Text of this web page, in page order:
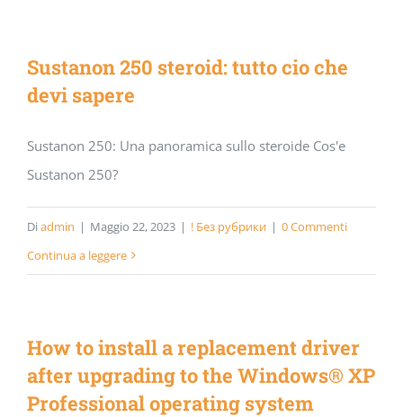
Sustanon 250 steroid: tutto cio che
devi sapere
Sustanon 250: Una panoramica sullo steroide Cos'e
Sustanon 250?
Di admin | Maggio 22, 2023 | ! Без рубрики | 0 Commenti
Continua a leggere
How to install a replacement driver
after upgrading to the Windows® XP
Professional operating system